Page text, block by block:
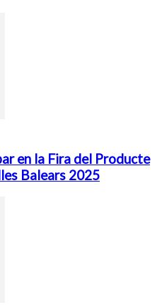
en la Fira del Producte
Balears 2025